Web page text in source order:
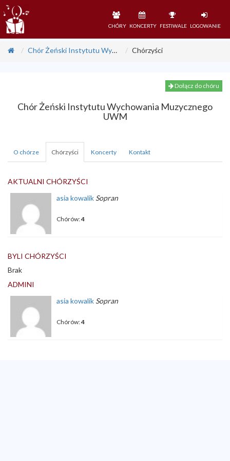
CHÓRY KONCERTY FESTIWALE LOGOWANIE
Chór Żeński Instytutu Wychowania Muzycznego UWM Chórzyści
Dołącz do chóru
Chór Żeński Instytutu Wychowania Muzycznego
UWM
O chórze Chórzyści Koncerty Kontakt
AKTUALNI CHÓRZYŚCI
asia kowalik Sopran
Chórów:4
BYLI CHÓRZYŚCI
Brak
ADMINI
asia kowalik Sopran
Chórów:4